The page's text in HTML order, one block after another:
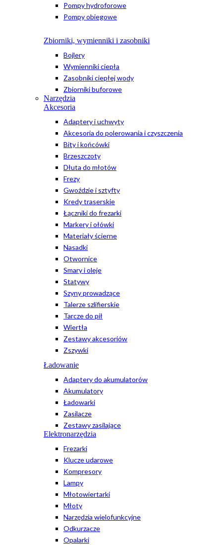
Pompy hydroforowe
Pompy obiegowe
Zbiorniki, wymienniki i zasobniki
Bojlery
Wymienniki ciepła
Zasobniki ciepłej wody
Zbiorniki buforowe
Narzędzia
Akcesoria
Adaptery i uchwyty
Akcesoria do polerowania i czyszczenia
Bity i końcówki
Brzeszczoty
Dłuta do młotów
Frezy
Gwoździe i sztyfty
Kredy traserskie
Łączniki do frezarki
Markery i ołówki
Materiały ścierne
Nasadki
Otwornice
Smary i oleje
Statywy
Szyny prowadzące
Talerze szlifierskie
Tarcze do pił
Wiertła
Zestawy akcesoriów
Zszywki
Ładowanie
Adaptery do akumulatorów
Akumulatory
Ładowarki
Zasilacze
Zestawy zasilające
Elektronarzędzia
Frezarki
Klucze udarowe
Kompresory
Lampy
Młotowiertarki
Młoty
Narzędzia wielofunkcyjne
Odkurzacze
Opalarki